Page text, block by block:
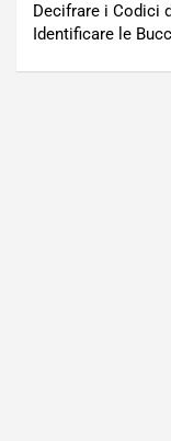
Decifrare i Codici
Identificare le